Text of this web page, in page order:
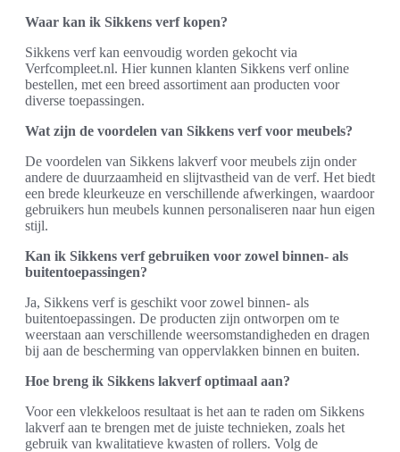
Waar kan ik Sikkens verf kopen?
Sikkens verf kan eenvoudig worden gekocht via
Verfcompleet.nl. Hier kunnen klanten Sikkens verf online
bestellen, met een breed assortiment aan producten voor
diverse toepassingen.
Wat zijn de voordelen van Sikkens verf voor meubels?
De voordelen van Sikkens lakverf voor meubels zijn onder
andere de duurzaamheid en slijtvastheid van de verf. Het biedt
een brede kleurkeuze en verschillende afwerkingen, waardoor
gebruikers hun meubels kunnen personaliseren naar hun eigen
stijl.
Kan ik Sikkens verf gebruiken voor zowel binnen- als
buitentoepassingen?
Ja, Sikkens verf is geschikt voor zowel binnen- als
buitentoepassingen. De producten zijn ontworpen om te
weerstaan aan verschillende weersomstandigheden en dragen
bij aan de bescherming van oppervlakken binnen en buiten.
Hoe breng ik Sikkens lakverf optimaal aan?
Voor een vlekkeloos resultaat is het aan te raden om Sikkens
lakverf aan te brengen met de juiste technieken, zoals het
gebruik van kwalitatieve kwasten of rollers. Volg de